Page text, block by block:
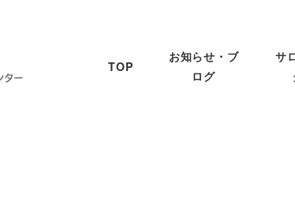
TOP
お知らせ・ブ
ログ
サ